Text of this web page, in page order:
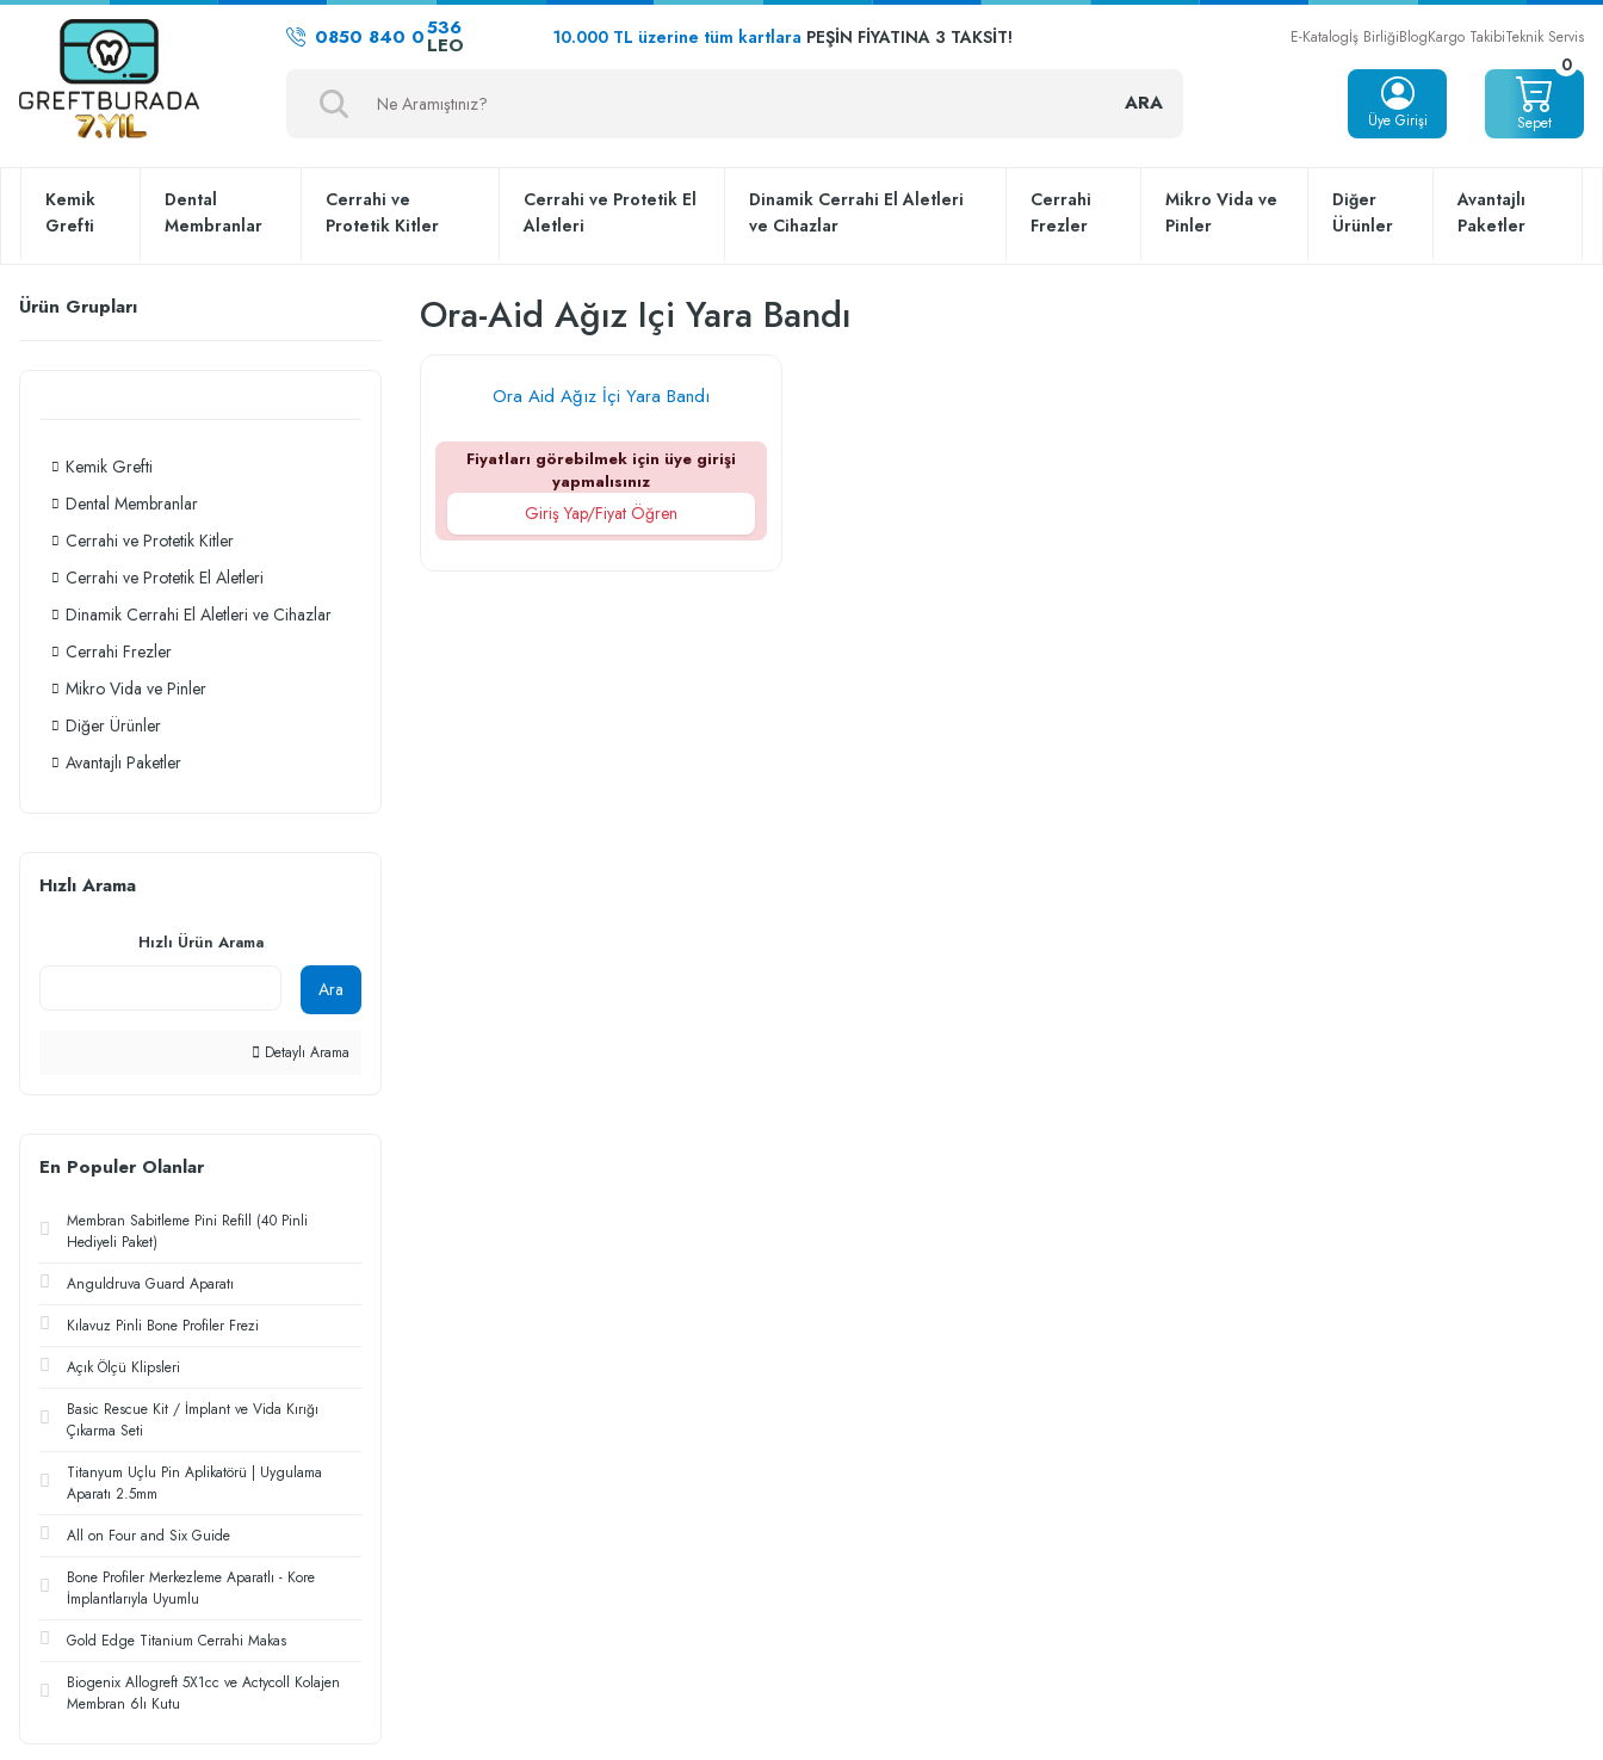
0850 840 0536
LEO 10.000 TL üzerine tüm kartlara PEŞİN FİYATINA 3 TAKSİT! E-Katalogİş BirliğiBlogKargo TakibiTeknik Servis
ARA
Üye Girişi Sepet
0
Kemik
Grefti
Dental
Membranlar
Cerrahi ve
Protetik Kitler
Cerrahi ve Protetik El
Aletleri
Dinamik Cerrahi El Aletleri
ve Cihazlar
Cerrahi
Frezler
Mikro Vida ve
Pinler
Diğer
Ürünler
Avantajlı
Paketler
Ürün Grupları
Kemik Grefti
Dental Membranlar
Cerrahi ve Protetik Kitler
Cerrahi ve Protetik El Aletleri
Dinamik Cerrahi El Aletleri ve Cihazlar
Cerrahi Frezler
Mikro Vida ve Pinler
Diğer Ürünler
Avantajlı Paketler
Hızlı Arama
Hızlı Ürün Arama
Ara
Detaylı Arama
En Populer Olanlar
Membran Sabitleme Pini Refill (40 Pinli
Hediyeli Paket)
Anguldruva Guard Aparatı
Kılavuz Pinli Bone Profiler Frezi
Açık Ölçü Klipsleri
Basic Rescue Kit / İmplant ve Vida Kırığı
Çıkarma Seti
Titanyum Uçlu Pin Aplikatörü | Uygulama
Aparatı 2.5mm
All on Four and Six Guide
Bone Profiler Merkezleme Aparatlı - Kore
İmplantlarıyla Uyumlu
Gold Edge Titanium Cerrahi Makas
Biogenix Allogreft 5X1cc ve Actycoll Kolajen
Membran 6lı Kutu
Ora-Aid Ağız Içi Yara Bandı
Ora Aid Ağız İçi Yara Bandı
Fiyatları görebilmek için üye girişi
yapmalısınız
Giriş Yap/Fiyat Öğren